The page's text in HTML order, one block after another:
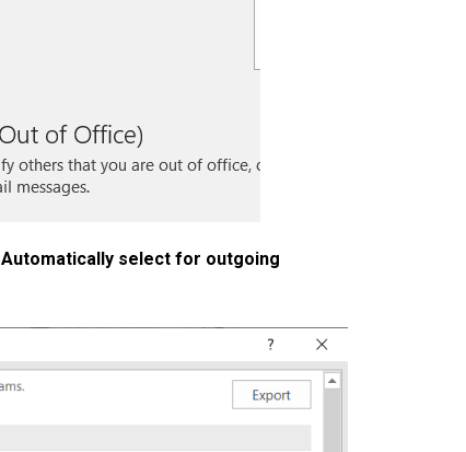
Automatically select for outgoing